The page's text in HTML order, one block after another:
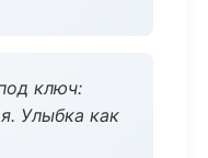
ключ:
Улыбка как